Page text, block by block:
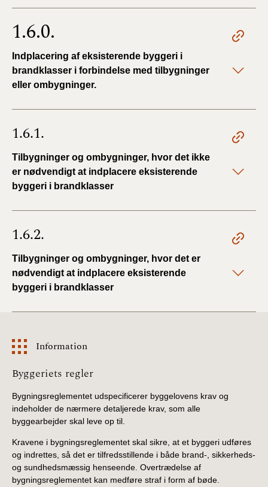
1.6.0.
Indplacering af eksisterende byggeri i
brandklasser i forbindelse med tilbygninger
eller ombygninger.
1.6.1.
Tilbygninger og ombygninger, hvor det ikke
er nødvendigt at indplacere eksisterende
byggeri i brandklasser
1.6.2.
Tilbygninger og ombygninger, hvor det er
nødvendigt at indplacere eksisterende
byggeri i brandklasser
Information
Information
Byggeriets regler
Bygningsreglementet udspecificerer byggelovens krav og
indeholder de nærmere detaljerede krav, som alle
byggearbejder skal leve op til.
Kravene i bygningsreglementet skal sikre, at et byggeri udføres
og indrettes, så det er tilfredsstillende i både brand-, sikkerheds-
og sundhedsmæssig henseende. Overtrædelse af
bygningsreglementet kan medføre straf i form af bøde.